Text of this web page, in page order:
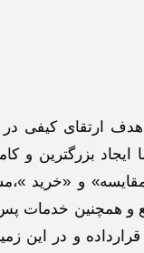
در سال 93 فعالیت خود را
بزرگترین و
و «خرید
و همچنین خدمات
و در این